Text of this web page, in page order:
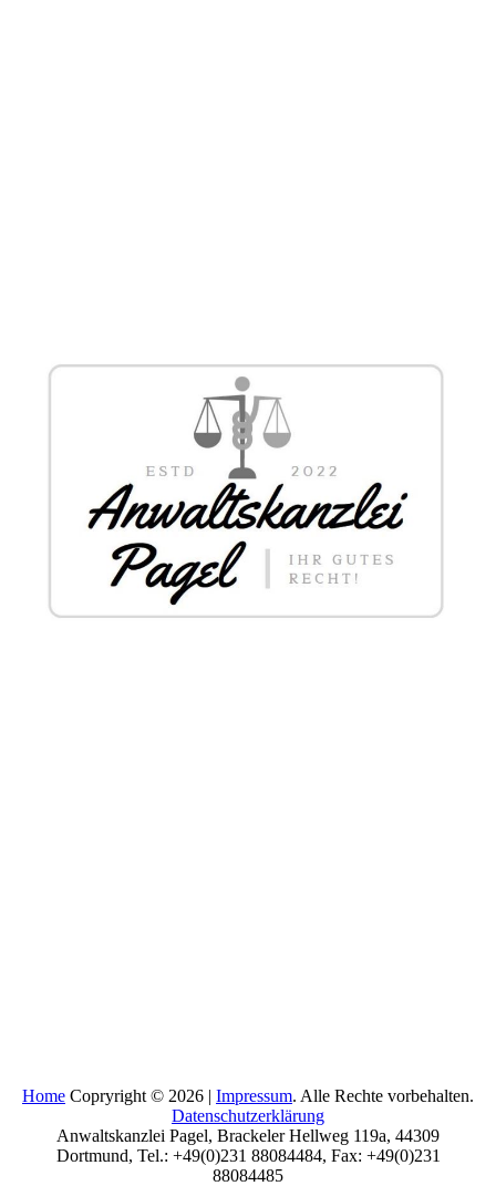
Home Copryright © 2026 | Impressum. Alle Rechte vorbehalten.
Datenschutzerklärung
Anwaltskanzlei Pagel, Brackeler Hellweg 119a, 44309
Dortmund, Tel.: +49(0)231 88084484, Fax: +49(0)231
88084485